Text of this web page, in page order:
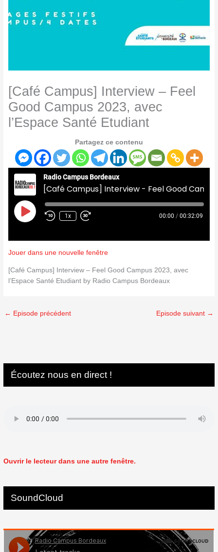
[Café Campus] Interview – Feel
Good Campus 2023, avec
l’Espace Santé Etudiant
Partagez ce contenu
Radio Campus Bordeaux
Play
Episode
1x 00:00 / 00:32:09
Jouer dans une nouvelle fenêtre
[Café Campus] Interview – Feel Good Campus 2023, avec
l’Espace Santé Etudiant by Radio Campus Bordeaux
← Episode précédent Episode suivant →
Écoutez nous en direct !
Ouvrir le lecteur dans une autre fenêtre.
SoundCloud